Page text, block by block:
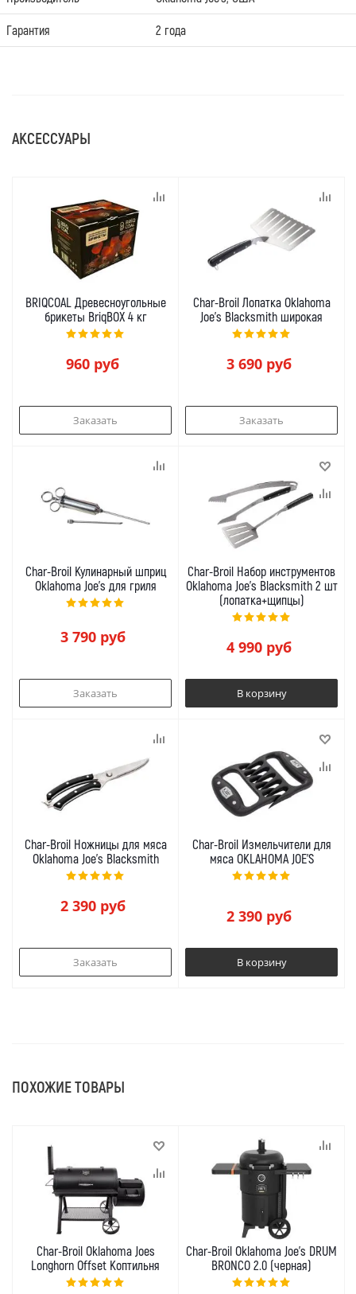
Гарантия 2 года
АКСЕССУАРЫ
BRIQCOAL Древесноугольные
брикеты BriqBOX 4 кг
960 руб
Заказать
Char-Broil Лопатка Oklahoma
Joe's Blacksmith широкая
3 690руб
Заказать
Char-Broil Кулинарный шприц
Oklahoma Joe's для гриля
3 790руб
Заказать
Char-Broil Набор инструментов
Oklahoma Joe's Blacksmith 2 шт
(лопатка+щипцы)
4 990руб
В корзину
Char-Broil Ножницы для мяса
Oklahoma Joe's Blacksmith
2 390руб
Заказать
Char-Broil Измельчители для
мяса OKLAHOMA JOE'S
2 390руб
В корзину
ПОХОЖИЕ ТОВАРЫ
Char-Broil Oklahoma Joes
Longhorn Offset Коптильня
Char-Broil Oklahoma Joe's DRUM
BRONCO 2.0 (черная)